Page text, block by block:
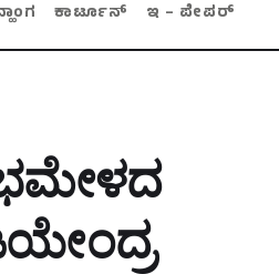
ಕಾರ್ಟೂನ್ ಇ – ಪೇಪರ್